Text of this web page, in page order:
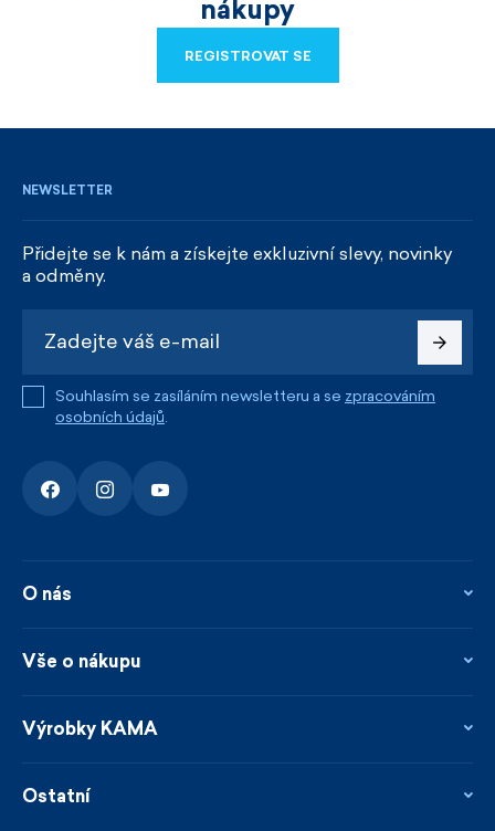
nákupy
REGISTROVAT SE
NEWSLETTER
Přidejte se k nám a získejte exkluzivní slevy, novinky
a odměny.
Souhlasím se zasíláním newsletteru a se zpracováním
osobních údajů.
O nás
Kontakty
Novinky
Vše o nákupu
Věrnostní program
Prodejci
Výrobky KAMA
Udržitelnost
Ostatní